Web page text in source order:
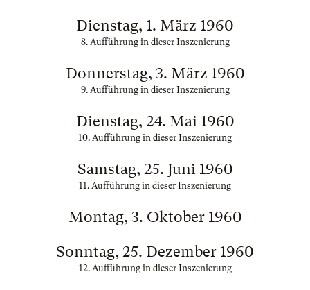
Dienstag, 1. März 1960
8. Aufführung in dieser Inszenierung
Donnerstag, 3. März 1960
9. Aufführung in dieser Inszenierung
Dienstag, 24. Mai 1960
10. Aufführung in dieser Inszenierung
Samstag, 25. Juni 1960
11. Aufführung in dieser Inszenierung
Montag, 3. Oktober 1960
Sonntag, 25. Dezember 1960
12. Aufführung in dieser Inszenierung